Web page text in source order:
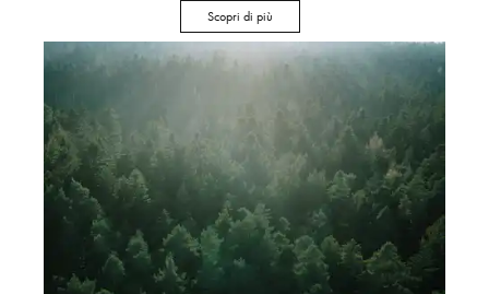
Scopri di più